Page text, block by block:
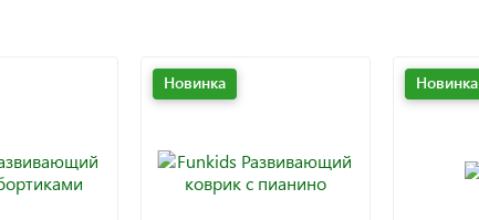
Новинка Новинка